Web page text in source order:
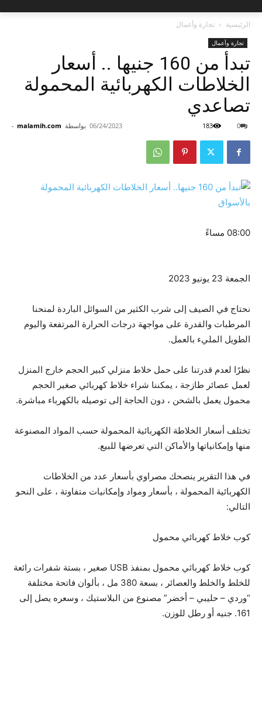
الرئيسية تجارة وأعمال
تجارة وأعمال
تبدأ من 160 جنيها .. أسعار
الخلاطات الكهربائية المحمولة
تصاعدي
بواسطة malamih.com
- 06/24/2023 0
183
08:00 مساءً
الجمعة 23 يونيو 2023
نحتاج في الصيف إلى شرب الكثير من السوائل الباردة لمنحنا
المرطبات والقدرة على مواجهة درجات الحرارة المرتفعة واليوم
الطويل المليء بالعمل.
نظرًا لعدم قدرتنا على حمل خلاط منزلي كبير الحجم خارج المنزل
لعمل عصائر طازجة ، يمكننا شراء خلاط كهربائي صغير الحجم
محمول يعمل بالشحن ، دون الحاجة إلى توصيله بالكهرباء مباشرة.
تختلف أسعار الخلاطة الكهربائية المحمولة حسب المواد المصنوعة
منها وإمكانياتها والأماكن التي تعرضها للبيع.
في هذا التقرير ينصحك مصراوي بأسعار عدد من الخلاطات
الكهربائية المحمولة ، بأسعار ومواد وإمكانيات متفاوتة ، على النحو
التالي:
كوب خلاط كهربائي محمول
كوب خلاط كهربائي محمول بمنفذ USB صغير ، بستة شفرات رائعة
للخلط والخلط والعصائر ، بسعة 380 مل ، بألوان فاتحة مختلفة
“وردي – حليبي – أخضر” مصنوع من البلاستيك ، وسعره يصل إلى
161. جنيه أو رطل للوزن.